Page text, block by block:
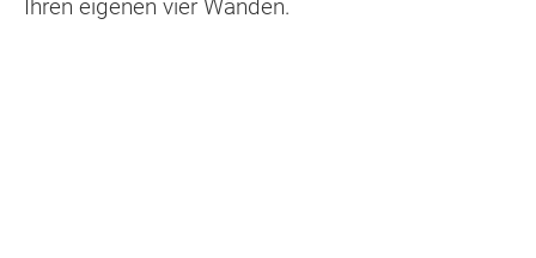
Ihren eigenen vier Wänden.